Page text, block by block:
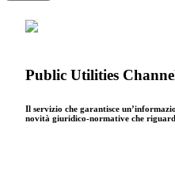
Public Utilities
Il servizio che garantisce
novità giuridico-normative che